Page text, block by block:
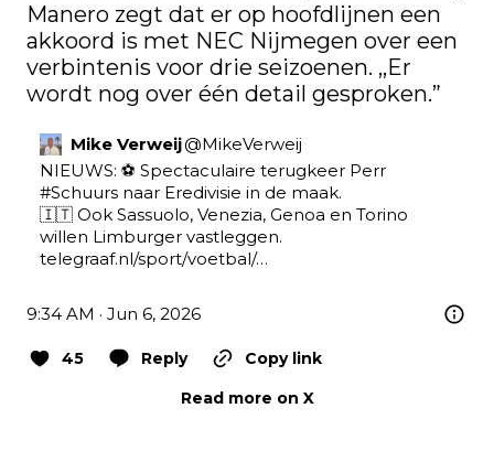
Manero zegt dat er op hoofdlijnen een
akkoord is met NEC Nijmegen over een
verbintenis voor drie seizoenen. ,,Er
wordt nog over één detail gesproken.”
Mike Verweij@MikeVerweij
#Schuurs naar Eredivisie in de maak.
🇮🇹 Ook Sassuolo, Venezia, Genoa en Torino
telegraaf.nl/sport/voetbal/…
9:34 AM · Jun 6, 2026
45 Reply
Copy link
Read more on X